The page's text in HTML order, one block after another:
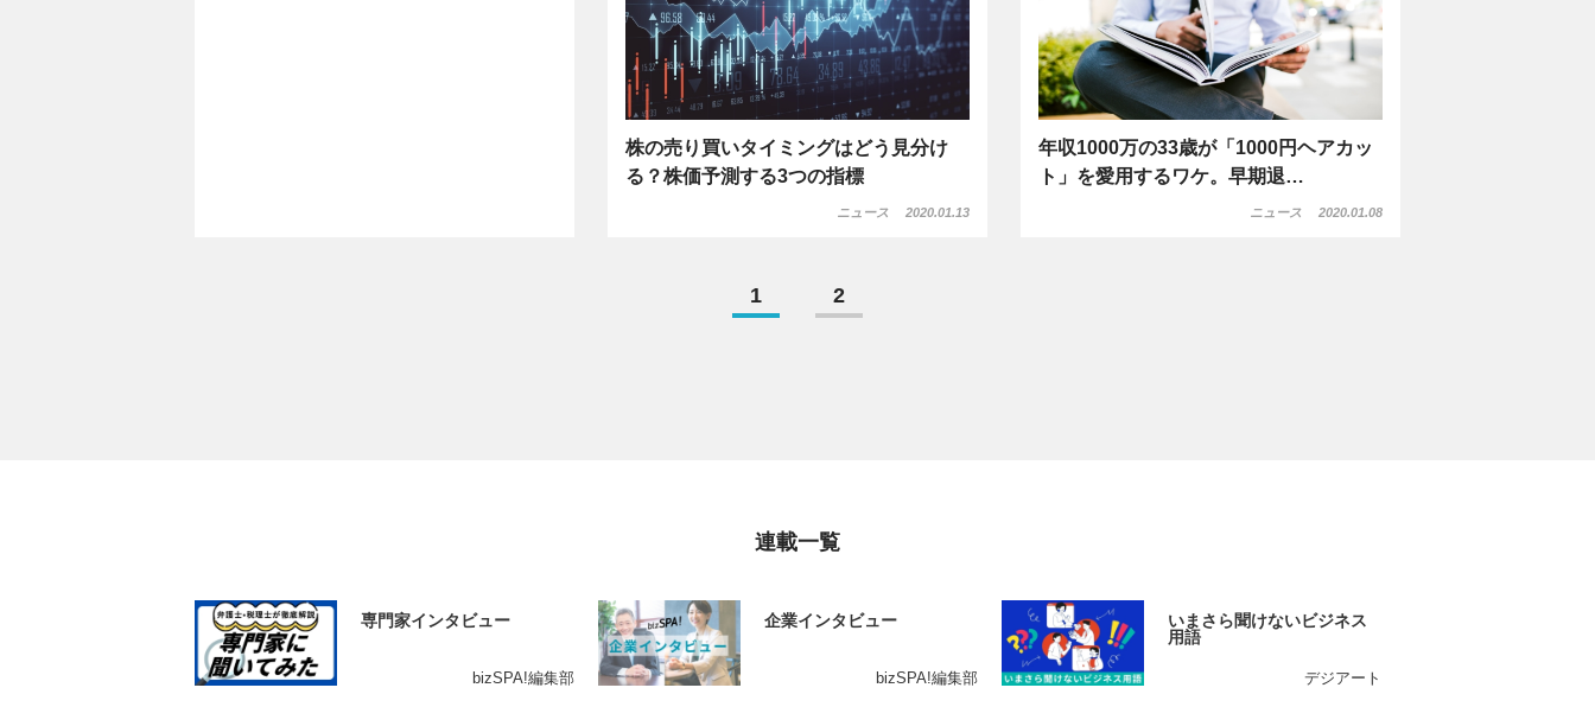
株の売り買いタイミングはどう見分け
る？株価予測する3つの指標
ニュース 2020.01.13
年収1000万の33歳が「1000円ヘアカッ
ト」を愛用するワケ。早期退…
ニュース 2020.01.08
1 2
連載一覧
専門家インタビュー
bizSPA!編集部
企業インタビュー
bizSPA!編集部
いまさら聞けないビジネス
用語
デジアート